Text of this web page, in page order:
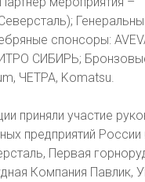
спонсоры:
СИБИРЬ;
ЧЕТРА, Komatsu.
приняли участие
предприятий России
Первая
Компания Павлик,